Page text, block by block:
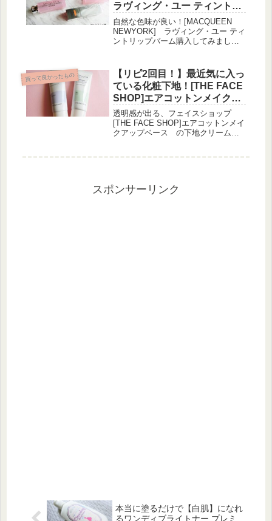
ラヴィング・ユー ティントリ
ップバーム購入してみまし
た。(レビュー使用感）
自然な色味が良い！[MACQUEEN
NEWYORK] ラヴィング・ユー ティ
ントリップバーム購入してみまし
買って良かったもの
【リピ2回目！】最近気に入っ
ている化粧下地！[THE FACE
SHOP]エアコットンメイクア
ップベース
透明感が出る、フェイスショップ
[THE FACE SHOP]エアコットンメイ
クアップベース の下地クリームの
スポンサーリンク
本当に塗るだけで【白肌】になれ
るワンディブライトナー プレミ